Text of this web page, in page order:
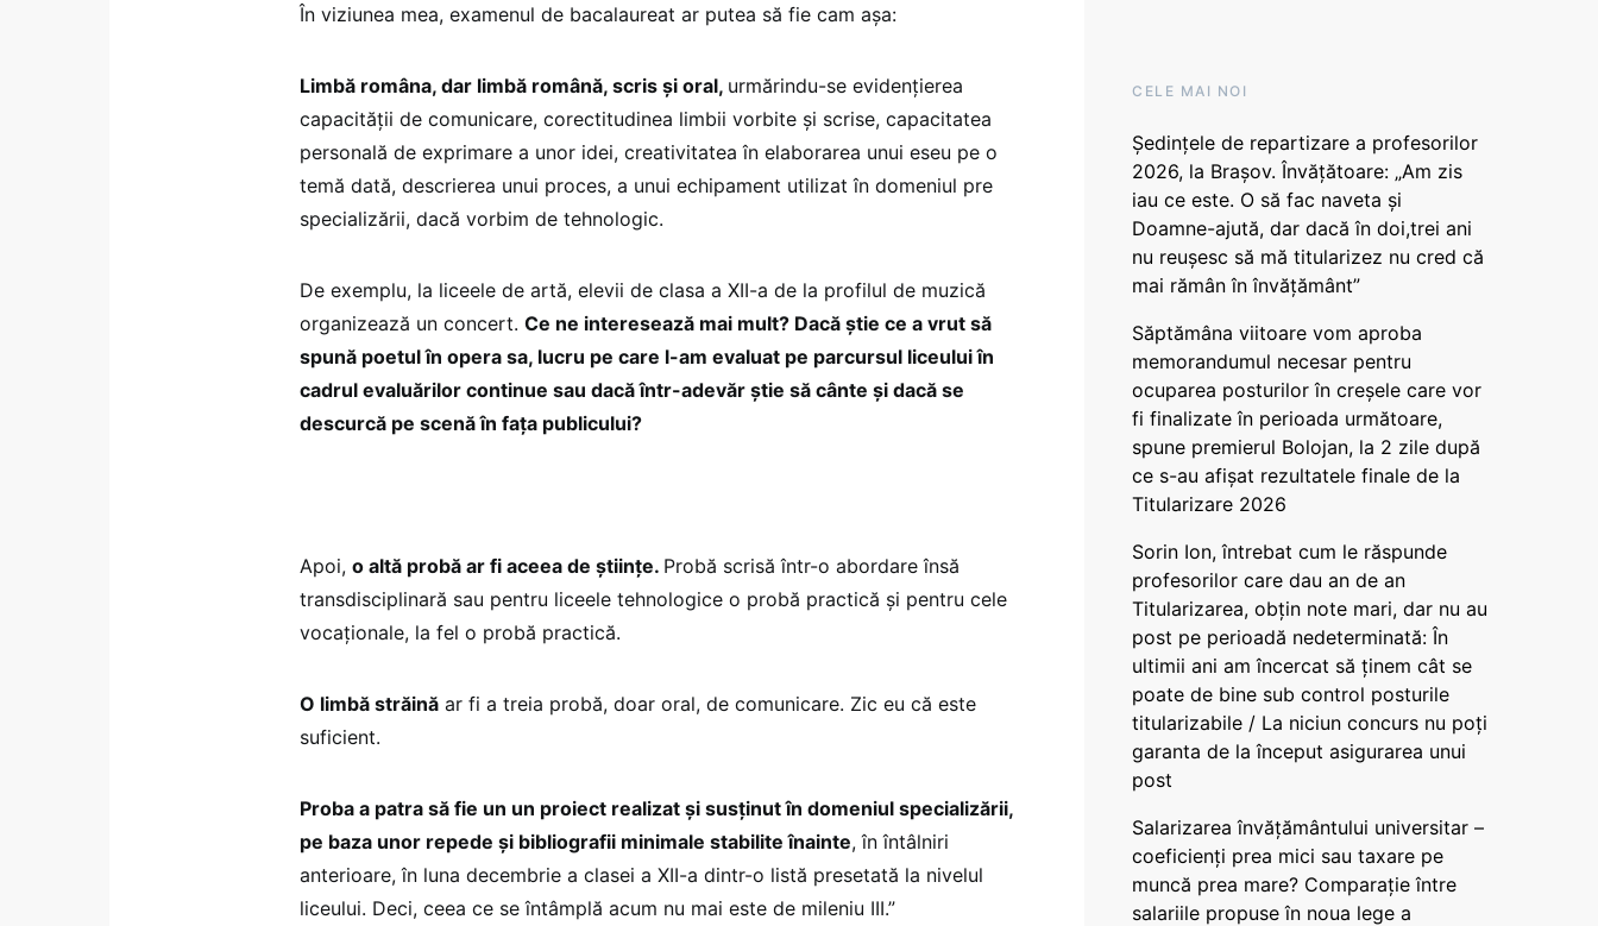
În viziunea mea, examenul de bacalaureat ar putea să fie cam așa:
Limbă româna, dar limbă română, scris și oral, urmărindu-se evidențierea
capacității de comunicare, corectitudinea limbii vorbite și scrise, capacitatea
personală de exprimare a unor idei, creativitatea în elaborarea unui eseu pe o
temă dată, descrierea unui proces, a unui echipament utilizat în domeniul pre
specializării, dacă vorbim de tehnologic.
De exemplu, la liceele de artă, elevii de clasa a XII-a de la profilul de muzică
organizează un concert. Ce ne interesează mai mult? Dacă știe ce a vrut să
spună poetul în opera sa, lucru pe care l-am evaluat pe parcursul liceului în
cadrul evaluărilor continue sau dacă într-adevăr știe să cânte și dacă se
descurcă pe scenă în fața publicului?
Apoi, o altă probă ar fi aceea de științe. Probă scrisă într-o abordare însă
transdisciplinară sau pentru liceele tehnologice o probă practică și pentru cele
vocaționale, la fel o probă practică.
O limbă străină ar fi a treia probă, doar oral, de comunicare. Zic eu că este
suficient.
Proba a patra să fie un un proiect realizat și susținut în domeniul specializării,
pe baza unor repede și bibliografii minimale stabilite înainte, în întâlniri
anterioare, în luna decembrie a clasei a XII-a dintr-o listă presetată la nivelul
liceului. Deci, ceea ce se întâmplă acum nu mai este de mileniu III.”
CELE MAI NOI
Ședințele de repartizare a profesorilor
2026, la Brașov. Învățătoare: „Am zis
iau ce este. O să fac naveta și
Doamne-ajută, dar dacă în doi,trei ani
nu reușesc să mă titularizez nu cred că
mai rămân în învățământ”
Săptămâna viitoare vom aproba
memorandumul necesar pentru
ocuparea posturilor în creșele care vor
fi finalizate în perioada următoare,
spune premierul Bolojan, la 2 zile după
ce s-au afișat rezultatele finale de la
Titularizare 2026
Sorin Ion, întrebat cum le răspunde
profesorilor care dau an de an
Titularizarea, obțin note mari, dar nu au
post pe perioadă nedeterminată: În
ultimii ani am încercat să ținem cât se
poate de bine sub control posturile
titularizabile / La niciun concurs nu poți
garanta de la început asigurarea unui
post
Salarizarea învățământului universitar –
coeficienți prea mici sau taxare pe
muncă prea mare? Comparație între
salariile propuse în noua lege a